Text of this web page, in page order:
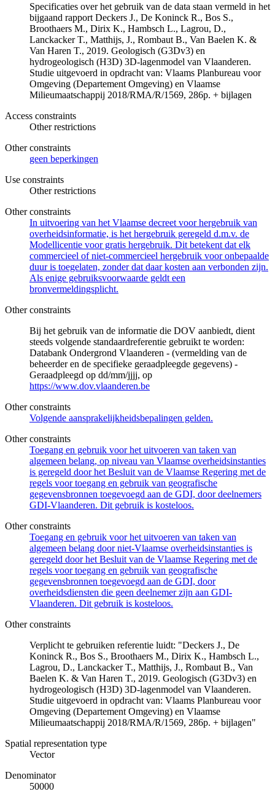
Specificaties over het gebruik van de data staan vermeld in het
bijgaand rapport Deckers J., De Koninck R., Bos S.,
Broothaers M., Dirix K., Hambsch L., Lagrou, D.,
Lanckacker T., Matthijs, J., Rombaut B., Van Baelen K. &
Van Haren T., 2019. Geologisch (G3Dv3) en
hydrogeologisch (H3D) 3D-lagenmodel van Vlaanderen.
Studie uitgevoerd in opdracht van: Vlaams Planbureau voor
Omgeving (Departement Omgeving) en Vlaamse
Milieumaatschappij 2018/RMA/R/1569, 286p. + bijlagen
Access constraints
Other restrictions
Other constraints
geen beperkingen
Use constraints
Other restrictions
Other constraints
In uitvoering van het Vlaamse decreet voor hergebruik van
overheidsinformatie, is het hergebruik geregeld d.m.v. de
Modellicentie voor gratis hergebruik. Dit betekent dat elk
commercieel of niet-commercieel hergebruik voor onbepaalde
duur is toegelaten, zonder dat daar kosten aan verbonden zijn.
Als enige gebruiksvoorwaarde geldt een
bronvermeldingsplicht.
Other constraints
Bij het gebruik van de informatie die DOV aanbiedt, dient
steeds volgende standaardreferentie gebruikt te worden:
Databank Ondergrond Vlaanderen - (vermelding van de
beheerder en de specifieke geraadpleegde gegevens) -
Geraadpleegd op dd/mm/jjjj, op
https://www.dov.vlaanderen.be
Other constraints
Volgende aansprakelijkheidsbepalingen gelden.
Other constraints
Toegang en gebruik voor het uitvoeren van taken van
algemeen belang, op niveau van Vlaamse overheidsinstanties
is geregeld door het Besluit van de Vlaamse Regering met de
regels voor toegang en gebruik van geografische
gegevensbronnen toegevoegd aan de GDI, door deelnemers
GDI-Vlaanderen. Dit gebruik is kosteloos.
Other constraints
Toegang en gebruik voor het uitvoeren van taken van
algemeen belang door niet-Vlaamse overheidsinstanties is
geregeld door het Besluit van de Vlaamse Regering met de
regels voor toegang en gebruik van geografische
gegevensbronnen toegevoegd aan de GDI, door
overheidsdiensten die geen deelnemer zijn aan GDI-
Vlaanderen. Dit gebruik is kosteloos.
Other constraints
Verplicht te gebruiken referentie luidt: "Deckers J., De
Koninck R., Bos S., Broothaers M., Dirix K., Hambsch L.,
Lagrou, D., Lanckacker T., Matthijs, J., Rombaut B., Van
Baelen K. & Van Haren T., 2019. Geologisch (G3Dv3) en
hydrogeologisch (H3D) 3D-lagenmodel van Vlaanderen.
Studie uitgevoerd in opdracht van: Vlaams Planbureau voor
Omgeving (Departement Omgeving) en Vlaamse
Milieumaatschappij 2018/RMA/R/1569, 286p. + bijlagen"
Spatial representation type
Vector
Denominator
50000